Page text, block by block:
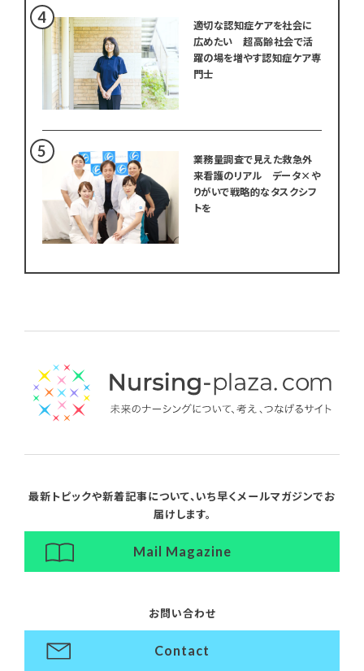
適切な認知症ケアを社会に
広めたい 超高齢社会で活
躍の場を増やす認知症ケア専
門士
業務量調査で見えた救急外
来看護のリアル データ×や
りがいで戦略的なタスクシフ
トを
最新トピックや新着記事について、いち早くメールマガジンでお
届けします。
Mail Magazine
お問い合わせ
Contact